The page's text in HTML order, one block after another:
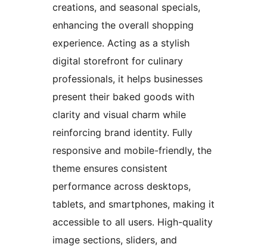
creations, and seasonal specials,
enhancing the overall shopping
experience. Acting as a stylish
digital storefront for culinary
professionals, it helps businesses
present their baked goods with
clarity and visual charm while
reinforcing brand identity. Fully
responsive and mobile-friendly, the
theme ensures consistent
performance across desktops,
tablets, and smartphones, making it
accessible to all users. High-quality
image sections, sliders, and